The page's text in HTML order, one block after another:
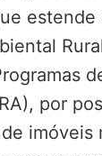
estende
por
imóveis